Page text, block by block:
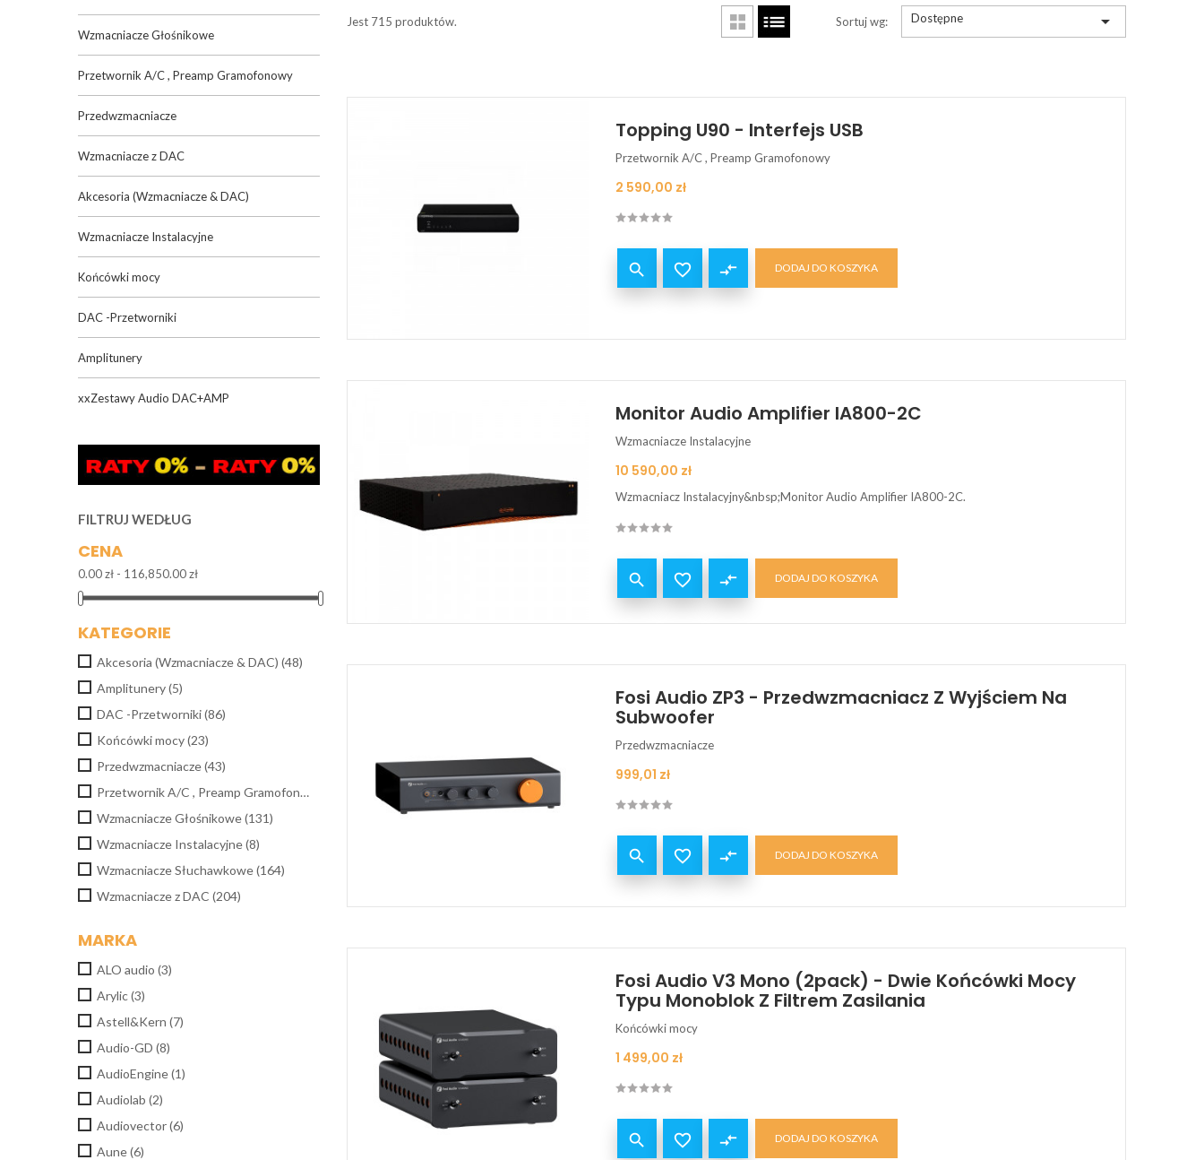
Wzmacniacze Głośnikowe
Przetwornik A/C , Preamp Gramofonowy
Przedwzmacniacze
Wzmacniacze z DAC
Akcesoria (Wzmacniacze & DAC)
Wzmacniacze Instalacyjne
Końcówki mocy
DAC -Przetworniki
Amplitunery
xxZestawy Audio DAC+AMP
FILTRUJ WEDŁUG
CENA
0.00 zł - 116,850.00 zł
KATEGORIE
Akcesoria (Wzmacniacze & DAC) (48)
Amplitunery(5)
DAC -Przetworniki(86)
Końcówki mocy(23)
Przedwzmacniacze(43)
Przetwornik A/C , Preamp Gramofonowy
Wzmacniacze Głośnikowe(131)
Wzmacniacze Instalacyjne(8)
Wzmacniacze Słuchawkowe(164)
Wzmacniacze z DAC (204)
MARKA
ALO audio (3)
Arylic(3)
Astell&Kern (7)
Audio-GD (8)
AudioEngine(1)
Audiolab (2)
Audiovector(6)
Aune(6)
Jest 715 produktów. Sortuj wg: Dostępne 
Topping U90 - Interfejs USB
Przetwornik A/C , Preamp Gramofonowy
Cena
2 590,00 zł
  compare_arrows DODAJ DO KOSZYKA
Monitor Audio Amplifier IA800-2C
Wzmacniacze Instalacyjne
Cena
10 590,00 zł
Wzmacniacz Instalacyjny&nbsp;Monitor Audio Amplifier IA800-2C.
  compare_arrows DODAJ DO KOSZYKA
Fosi Audio ZP3 - Przedwzmacniacz Z Wyjściem Na
Subwoofer
Przedwzmacniacze
Cena
999,01 zł
  compare_arrows DODAJ DO KOSZYKA
Fosi Audio V3 Mono (2pack) - Dwie Końcówki Mocy
Typu Monoblok Z Filtrem Zasilania
Końcówki mocy
Cena
1 499,00 zł
  compare_arrows DODAJ DO KOSZYKA